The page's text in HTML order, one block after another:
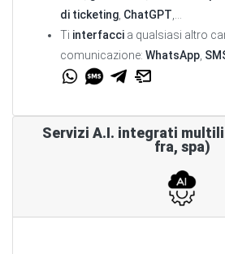
di ticketing ChatGPT
Ti interfacci a qualsiasi altro
comunicazione:WhatsApp
Servizi A.I. integrati
fra, spa)